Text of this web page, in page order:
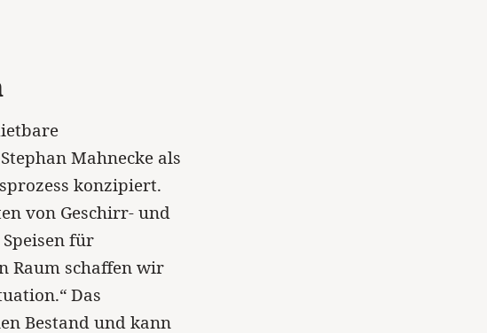
Mahnecke als
konzipiert.
von Geschirr- und
für
Raum schaffen wir
Das
Bestand und kann